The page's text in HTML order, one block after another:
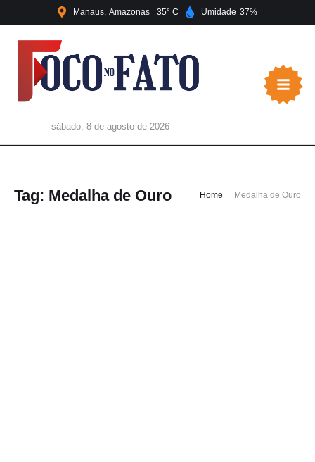
Manaus Amazonas 35 Umidade 37
sábado, 8 de agosto de 2026
Tag: Medalha de Ouro Home Medalha de Ouro